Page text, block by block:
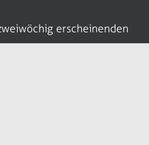
erscheinenden